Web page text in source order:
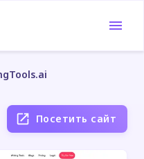
Посетить сайт